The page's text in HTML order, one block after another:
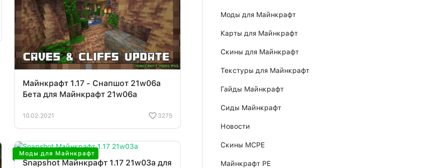
Майнкрафт 1.17 - Снапшот 21w06a
Бета для Майнкрафт 21w06a
10.02.2021 3275
Моды для Майнкрафт
Snapshot Майнкрафт 1.17 21w03a для
Моды для Майнкрафт
Карты для Майнкрафт
Скины для Майнкрафт
Текстуры для Майнкрафт
Гайды Майнкрафт
Сиды Майнкрафт
Новости
Скины MCPE
Майнкрафт PE